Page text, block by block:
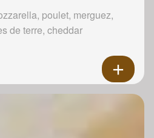
poulet, merguez,
de terre, cheddar